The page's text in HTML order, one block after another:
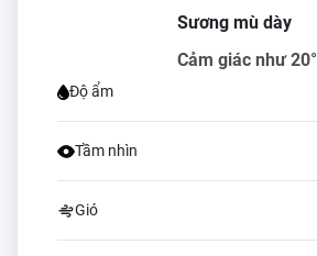
Sương mù dày
Cảm giác như 20°
Độ ẩm
Tầm nhìn
Gió